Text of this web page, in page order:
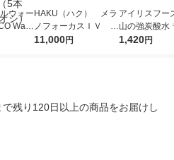
ウォー
Wate
タ
HAKU（ハク） メラ
ノフォーカスＩＶ 4
5ｇ 資生堂 おまけ
11,000円
アイリスフー
山の強炭酸水
レス 500ml 1
1,420円
残り120日以上の商品をお届けし